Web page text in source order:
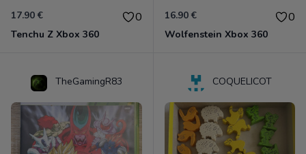
17.90 € 0
Tenchu Z Xbox 360
16.90 € 0
Wolfenstein Xbox 360
TheGamingR83 COQUELICOT